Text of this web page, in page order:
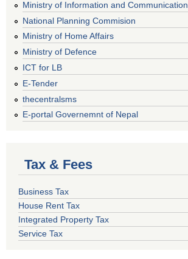
Ministry of Information and Communication
National Planning Commision
Ministry of Home Affairs
Ministry of Defence
ICT for LB
E-Tender
thecentralsms
E-portal Governemnt of Nepal
Tax & Fees
Business Tax
House Rent Tax
Integrated Property Tax
Service Tax